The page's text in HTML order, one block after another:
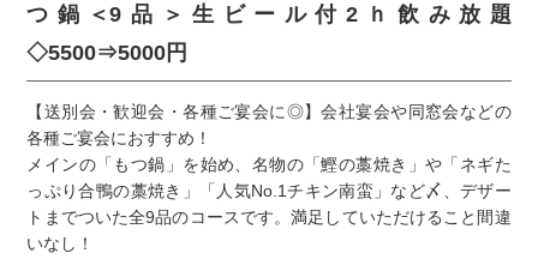
つ鍋＜9品＞生ビール付2ｈ飲み放題
◇5500⇒5000円
【送別会・歓迎会・各種ご宴会に◎】会社宴会や同窓会などの
各種ご宴会におすすめ！
メインの「もつ鍋」を始め、名物の「鰹の藁焼き」や「ネギた
っぷり合鴨の藁焼き」「人気No.1チキン南蛮」など〆、デザー
トまでついた全9品のコースです。満足していただけること間違
いなし！